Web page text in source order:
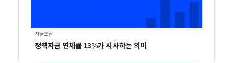
자금조달
정책자금 연체률 13%가 시사하는 의미